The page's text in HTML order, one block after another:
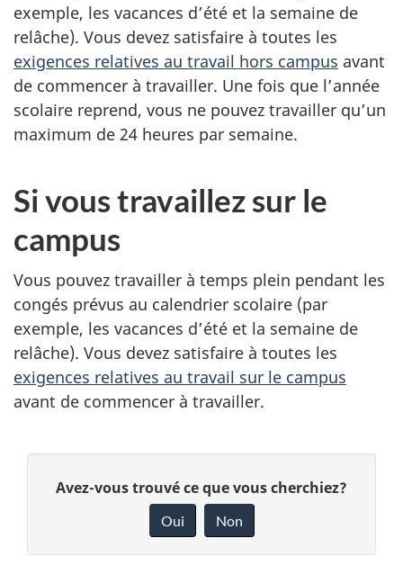
exemple, les vacances d’été et la semaine de
relâche). Vous devez satisfaire à toutes les
exigences relatives au travail hors campus avant
de commencer à travailler. Une fois que l’année
scolaire reprend, vous ne pouvez travailler qu’un
maximum de 24 heures par semaine.
Si vous travaillez sur le
campus
Vous pouvez travailler à temps plein pendant les
congés prévus au calendrier scolaire (par
exemple, les vacances d’été et la semaine de
relâche). Vous devez satisfaire à toutes les
exigences relatives au travail sur le campus
avant de commencer à travailler.
t
D
Avez-vous trouvé ce que vous cherchiez?
Oui Non